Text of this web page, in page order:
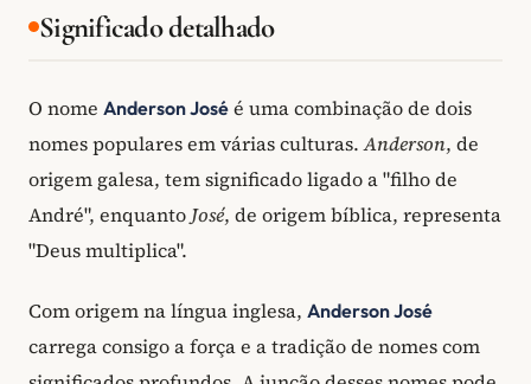
Significado detalhado
O nome Anderson José é uma combinação de dois
nomes populares em várias culturas.Anderson, de
origem galesa, tem significado ligado a "filho de
André", enquanto José, de origem bíblica, representa
"Deus multiplica".
Com origem na língua inglesa, Anderson José
carrega consigo a força e a tradição de nomes com